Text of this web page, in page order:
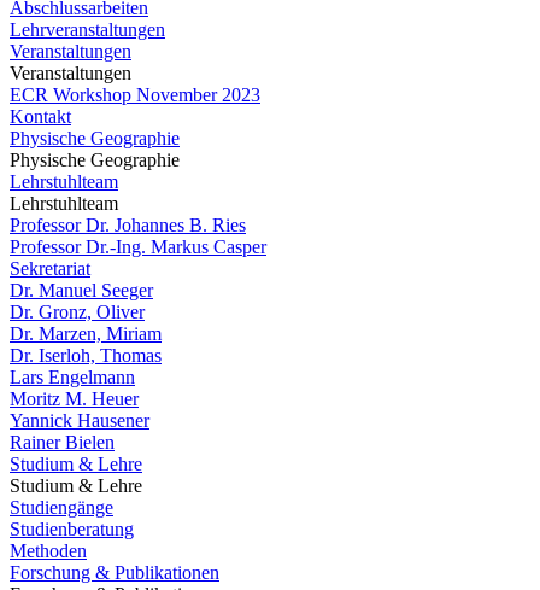
Abschlussarbeiten
Lehrveranstaltungen
Veranstaltungen
Veranstaltungen
ECR Workshop November 2023
Kontakt
Physische Geographie
Physische Geographie
Lehrstuhlteam
Lehrstuhlteam
Professor Dr. Johannes B. Ries
Professor Dr.-Ing. Markus Casper
Sekretariat
Dr. Manuel Seeger
Dr. Gronz, Oliver
Dr. Marzen, Miriam
Dr. Iserloh, Thomas
Lars Engelmann
Moritz M. Heuer
Yannick Hausener
Rainer Bielen
Studium & Lehre
Studium & Lehre
Studiengänge
Studienberatung
Methoden
Forschung & Publikationen